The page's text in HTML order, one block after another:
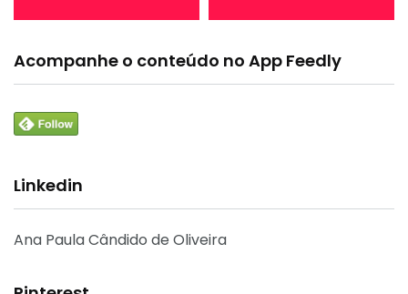
Acompanhe o conteúdo no App Feedly
Linkedin
Ana Paula Cândido de Oliveira